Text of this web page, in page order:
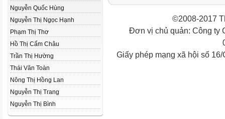
Nguyễn Quốc Hùng
Nguyễn Thị Ngọc Hạnh
Phạm Thị Thơ
Hồ Thị Cẩm Châu
Trần Thị Hường
Thái Văn Toàn
Nông Thị Hồng Lan
Nguyễn Thị Trang
Nguyễn Thị Bình
©2008-2017
Đơn vị chủ quản: Công ty
Giấy phép mạng xã hội số